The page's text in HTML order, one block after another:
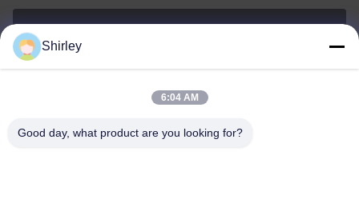
0086-18148506772
Shirley
6:04 AM
Good day, what product are you looking for?